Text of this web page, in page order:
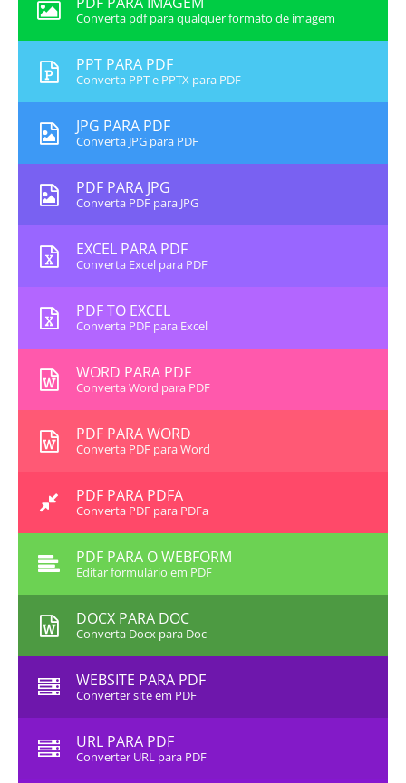
Converta pdf para qualquer formato de imagem
PPT PARA PDF
Converta PPT e PPTX para PDF
JPG PARA PDF
Converta JPG para PDF
PDF PARA JPG
Converta PDF para JPG
EXCEL PARA PDF
Converta Excel para PDF
PDF TO EXCEL
Converta PDF para Excel
WORD PARA PDF
Converta Word para PDF
PDF PARA WORD
Converta PDF para Word
PDF PARA PDFA
Converta PDF para PDFa
PDF PARA O WEBFORM
Editar formulário em PDF
DOCX PARA DOC
Converta Docx para Doc
WEBSITE PARA PDF
Converter site em PDF
URL PARA PDF
Converter URL para PDF